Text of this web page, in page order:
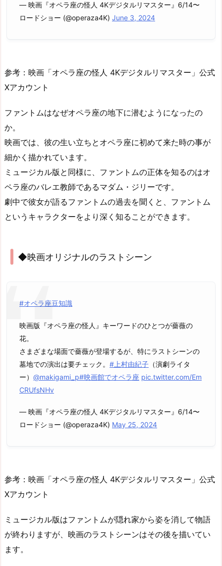
— 映画『オペラ座の怪人 4Kデジタルリマスター』6/14〜
ロードショー (@operaza4K) June 3, 2024
参考：映画「オペラ座の怪人 4Kデジタルリマスター」公式
Xアカウント
ファントムはなぜオペラ座の地下に潜むようになったの
か。
映画では、彼の生い立ちとオペラ座に初めて来た時の事が
細かく描かれています。
ミュージカル版と同様に、ファントムの正体を知るのはオ
ペラ座のバレエ教師であるマダム・ジリーです。
劇中で彼女が語るファントムの過去を聞くと、ファントム
というキャラクターをより深く知ることができます。
◆映画オリジナルのラストシーン
#オペラ座豆知識
映画版『オペラ座の怪人』キーワードのひとつが薔薇の
花。
さまざまな場面で薔薇が登場するが、特にラストシーンの
墓地での演出は要チェック。 #上村由紀子 （演劇ライタ
ー） @makigami_p#映画館でオペラ座 pic.twitter.com/Em
CRUfsNHv
— 映画『オペラ座の怪人 4Kデジタルリマスター』6/14〜
ロードショー (@operaza4K) May 25, 2024
参考：映画「オペラ座の怪人 4Kデジタルリマスター」公式
Xアカウント
ミュージカル版はファントムが隠れ家から姿を消して物語
が終わりますが、映画のラストシーンはその後を描いてい
ます。